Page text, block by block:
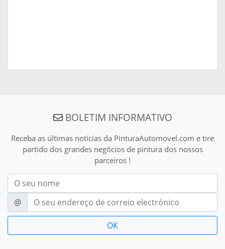
BOLETIM INFORMATIVO
Receba as últimas notícias da PinturaAutomovel.com e tire
partido dos grandes negócios de pintura dos nossos
parceiros !
Nom
E-mail
@